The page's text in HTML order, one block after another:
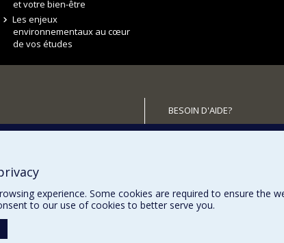
et votre bien-être
Les enjeux
environnementaux au cœur
de vos études
BESOIN D'AIDE?
Plan du site
experience. Some cookies are required to ensure the
to our use of cookies to better serve you.